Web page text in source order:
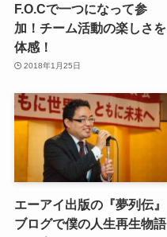
F.O.Cで一つになって参
加！チーム活動の楽しさを
体感！
2018年1月25日
エーアイ出版の『夢列伝』
ブログで僕の人生再生物語